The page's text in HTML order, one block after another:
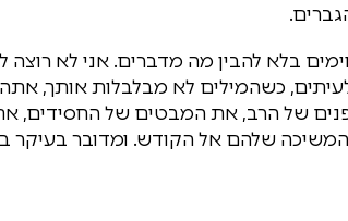
בלא להבין מה מדברים. אני לא
כשהמילים לא מבלבלות אותך,
של הרב, את המבטים של החסידים,
שלהם אל הקודש. ומדובר בעיקר